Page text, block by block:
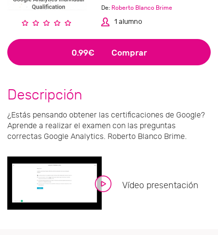
De: Roberto Blanco Brime
1 alumno
0.99€ Comprar
Descripción
¿Estás pensando obtener las certificaciones de Google?
Aprende a realizar el examen con las preguntas
correctas Google Analytics. Roberto Blanco Brime.
Vídeo presentación